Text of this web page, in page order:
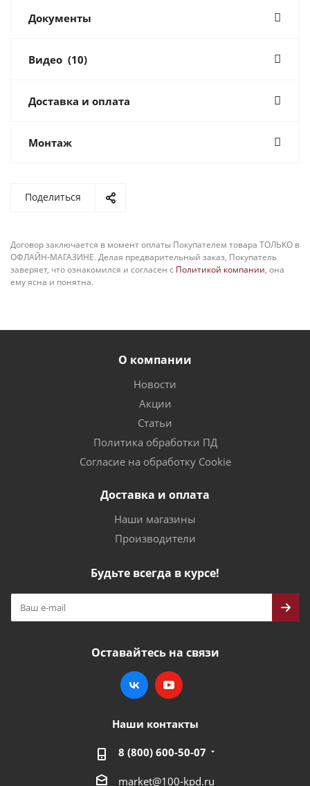
Документы
Видео (10)
Доставка и оплата
Монтаж
Поделиться
Договор заключается в момент оплаты Покупателем товара ТОЛЬКО в
ОФЛАЙН-МАГАЗИНЕ. Делая предварительный заказ, Покупатель
заверяет, что ознакомился и согласен с Политикой компании, она
ему ясна и понятна.
О компании
Новости
Акции
Статьи
Политика обработки ПД
Согласие на обработку Cookie
Доставка и оплата
Наши магазины
Производители
Будьте всегда в курсе!
Оставайтесь на связи
Наши контакты
8 (800) 600-50-07
market@100-kpd.ru